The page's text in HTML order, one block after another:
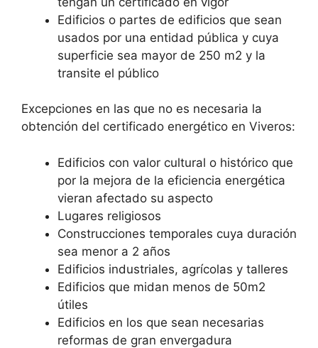
Edificios o partes de edificios que sean
usados por una entidad pública y cuya
superficie sea mayor de 250 m2 y la
transite el público
Excepciones en las que no es necesaria la
obtención del certificado energético en Viveros:
Edificios con valor cultural o histórico que
por la mejora de la eficiencia energética
vieran afectado su aspecto
Lugares religiosos
Construcciones temporales cuya duración
sea menor a 2 años
Edificios industriales, agrícolas y talleres
Edificios que midan menos de 50m2
útiles
Edificios en los que sean necesarias
reformas de gran envergadura